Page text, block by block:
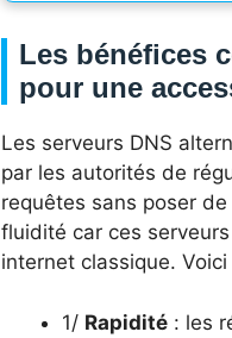
Les bénéfices
pour une
Les serveurs DNS
par les autorités de
requêtes sans poser
fluidité car ces
internet classique.
1/ Rapidité : les